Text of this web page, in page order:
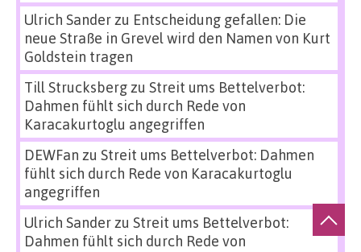
Ulrich Sanderzu Entscheidung gefallen: Die
neue Straße in Grevel wird den Namen von Kurt
Goldstein tragen
Till Strucksbergzu Streit ums Bettelverbot:
Dahmen fühlt sich durch Rede von
Karacakurtoglu angegriffen
DEWFan zu Streit ums Bettelverbot: Dahmen
fühlt sich durch Rede von Karacakurtoglu
angegriffen
Ulrich Sanderzu Streit ums Bettelverbot:
Dahmen fühlt sich durch Rede von